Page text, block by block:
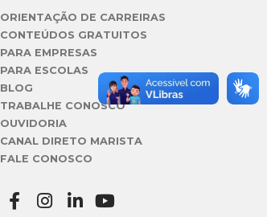
ORIENTAÇÃO DE CARREIRAS
CONTEÚDOS GRATUITOS
PARA EMPRESAS
PARA ESCOLAS
BLOG
TRABALHE CONOSCO
OUVIDORIA
CANAL DIRETO MARISTA
FALE CONOSCO